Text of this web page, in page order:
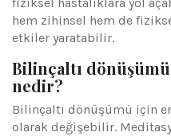
fiziksel hastalıklara yol
hem zihinsel hem de
etkiler yaratabilir.
Bilinçaltı
nedir?
Bilinçaltı dönüşümü için
olarak değişebilir.